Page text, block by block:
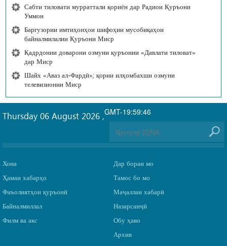
Сабти тиловати мурраттали қориён дар Радиои Қуръони
Уммон
Баргузории имтиҳонҳои шифоҳии мусобиқаҳои
байналмилалии Қуръони Миср
Қадрдонии доварони озмуни қуръонии «Давлати тиловат»
дар Миср
Шайх «Аваз ал-Фардӣ»; қории илҳомбахши озмуни
телевизионии Миср
GMT-19:59:46
Thursday 06 August 2026 ,
Хона
Ҳамаи хабарҳо
Фаъолиятҳои қуръонӣ
Байналмиллал
Филм ва акс
Дар бораи мо
Тамос бо мо
Маҷаллаи хабарӣ
Назарсанҷӣ
Обу ҳаво
Архив